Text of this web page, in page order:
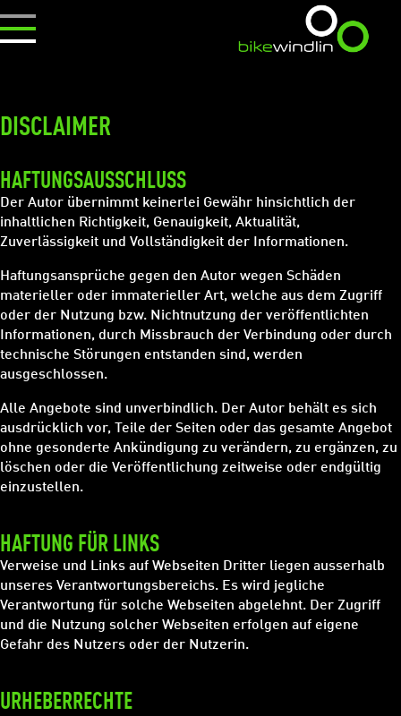
DISCLAIMER
HAFTUNGSAUSSCHLUSS
Der Autor übernimmt keinerlei Gewähr hinsichtlich der
inhaltlichen Richtigkeit, Genauigkeit, Aktualität,
Zuverlässigkeit und Vollständigkeit der Informationen.
Haftungsansprüche gegen den Autor wegen Schäden
materieller oder immaterieller Art, welche aus dem Zugriff
oder der Nutzung bzw. Nichtnutzung der veröffentlichten
Informationen, durch Missbrauch der Verbindung oder durch
technische Störungen entstanden sind, werden
ausgeschlossen.
Alle Angebote sind unverbindlich. Der Autor behält es sich
ausdrücklich vor, Teile der Seiten oder das gesamte Angebot
ohne gesonderte Ankündigung zu verändern, zu ergänzen, zu
löschen oder die Veröffentlichung zeitweise oder endgültig
einzustellen.
HAFTUNG FÜR LINKS
Verweise und Links auf Webseiten Dritter liegen ausserhalb
unseres Verantwortungsbereichs. Es wird jegliche
Verantwortung für solche Webseiten abgelehnt. Der Zugriff
und die Nutzung solcher Webseiten erfolgen auf eigene
Gefahr des Nutzers oder der Nutzerin.
URHEBERRECHTE